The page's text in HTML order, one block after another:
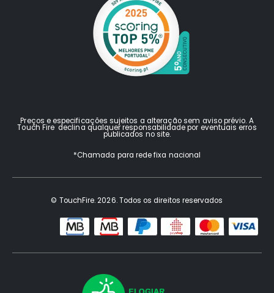
Preços e especificações sujeitos a alteração sem aviso prévio. A
Touch Fire declina qualquer responsabilidade por eventuais erros
publicados no site.
*Chamada para rede fixa nacional
© TouchFire. 2026. Todos os direitos reservados